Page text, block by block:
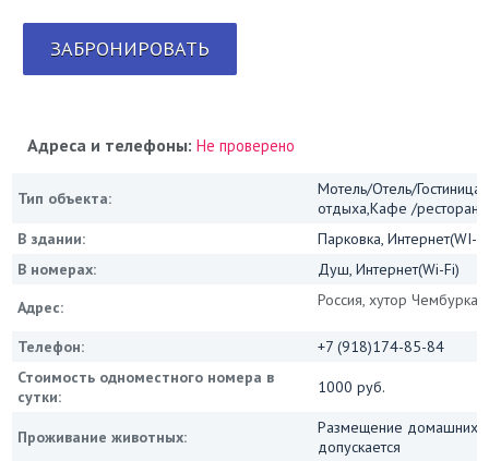
ЗАБРОНИРОВАТЬ
Адреса и телефоны:Не проверено
Тип объекта:
Мотель/Отель/
отдыха,Кафе /рестораны
В здании:
Парковка, Интернет(WI-
В номерах:
Душ, Интернет(Wi-Fi)
Адрес:
Россия, хутор Чембурка,
Телефон:
+7 (918)174-85-84
Стоимость одноместного номера в
сутки:
1000 руб.
Проживание животных:
Размещение домашних
допускается